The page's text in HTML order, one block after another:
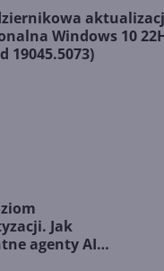
Windows 10
19045.5073)
Jak
agenty AI